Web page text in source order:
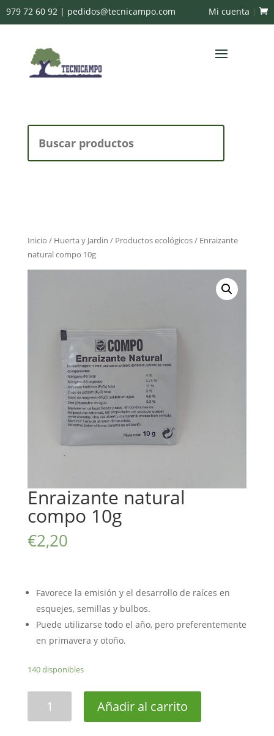
979 72 60 92 | pedidos@tecnicampo.com Mi cuenta |
Inicio / Huerta y Jardin / Productos ecológicos/ Enraizante
natural compo 10g
Enraizante natural
compo 10g
€2,20
Favorece la emisión y el desarrollo de raíces en
esquejes, semillas y bulbos.
Puede utilizarse todo el año, pero preferentemente
en primavera y otoño.
140 disponibles
natural
Añadir al carrito